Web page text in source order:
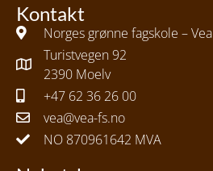
Kontakt
Norges grønne fagskole – Vea
Turistvegen 92
2390 Moelv
+47 62 36 26 00
vea@vea-fs.no
NO 870961642 MVA